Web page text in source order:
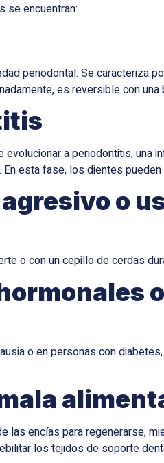
se encuentran:
periodontal. Se caracteriza
es reversible con
evolucionar a periodontitis, una
esta fase, los dientes
o
o con un cepillo de cerdas
o en personas con
las encías para regenerarse,
los tejidos de soporte